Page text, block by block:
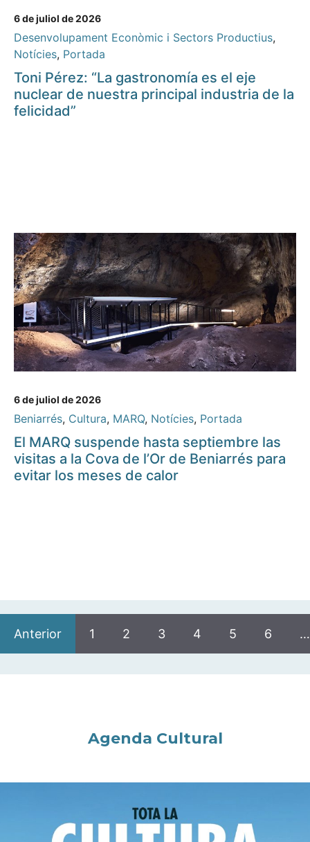
6 de juliol de 2026
Desenvolupament Econòmic i Sectors Productius,
Notícies, Portada
Toni Pérez: “La gastronomía es el eje
nuclear de nuestra principal industria de la
felicidad”
6 de juliol de 2026
Beniarrés, Cultura, MARQ, Notícies, Portada
El MARQ suspende hasta septiembre las
visitas a la Cova de l’Or de Beniarrés para
evitar los meses de calor
Anterior 1 2 3 4 5 6 …
Agenda Cultural